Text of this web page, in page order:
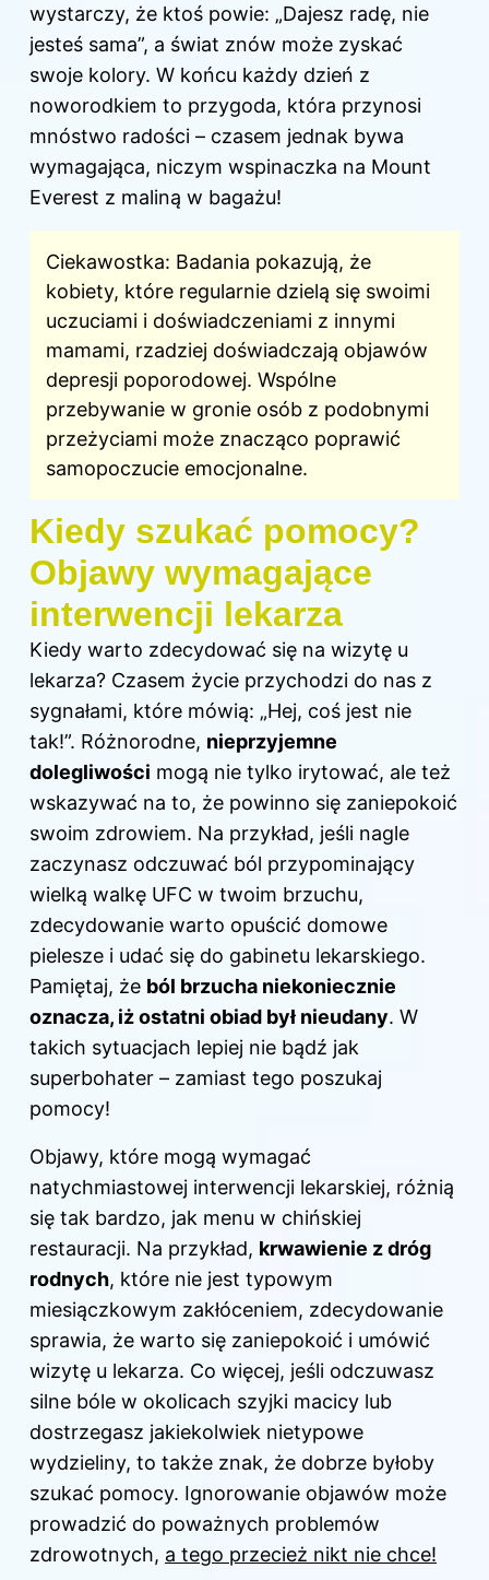
wystarczy, że ktoś powie: „Dajesz radę, nie
jesteś sama”, a świat znów może zyskać
swoje kolory. W końcu każdy dzień z
noworodkiem to przygoda, która przynosi
mnóstwo radości – czasem jednak bywa
wymagająca, niczym wspinaczka na Mount
Everest z maliną w bagażu!
Ciekawostka: Badania pokazują, że
kobiety, które regularnie dzielą się swoimi
uczuciami i doświadczeniami z innymi
mamami, rzadziej doświadczają objawów
depresji poporodowej. Wspólne
przebywanie w gronie osób z podobnymi
przeżyciami może znacząco poprawić
samopoczucie emocjonalne.
Kiedy szukać pomocy?
Objawy wymagające
interwencji lekarza
Kiedy warto zdecydować się na wizytę u
lekarza? Czasem życie przychodzi do nas z
sygnałami, które mówią: „Hej, coś jest nie
tak!”. Różnorodne, nieprzyjemne
dolegliwości mogą nie tylko irytować, ale też
wskazywać na to, że powinno się zaniepokoić
swoim zdrowiem. Na przykład, jeśli nagle
zaczynasz odczuwać ból przypominający
wielką walkę UFC w twoim brzuchu,
zdecydowanie warto opuścić domowe
pielesze i udać się do gabinetu lekarskiego.
Pamiętaj, że ból brzucha niekoniecznie
oznacza, iż ostatni obiad był nieudany. W
takich sytuacjach lepiej nie bądź jak
superbohater – zamiast tego poszukaj
pomocy!
Objawy, które mogą wymagać
natychmiastowej interwencji lekarskiej, różnią
się tak bardzo, jak menu w chińskiej
restauracji. Na przykład, krwawienie z dróg
rodnych, które nie jest typowym
miesiączkowym zakłóceniem, zdecydowanie
sprawia, że warto się zaniepokoić i umówić
wizytę u lekarza. Co więcej, jeśli odczuwasz
silne bóle w okolicach szyjki macicy lub
dostrzegasz jakiekolwiek nietypowe
wydzieliny, to także znak, że dobrze byłoby
szukać pomocy. Ignorowanie objawów może
prowadzić do poważnych problemów
zdrowotnych, a tego przecież nikt nie chce!